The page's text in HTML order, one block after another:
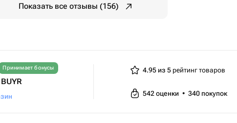
Показать все отзывы (156)
Принимает бонусы 4.95 из 5рейтинг товаров
542оценки • 340 покупок